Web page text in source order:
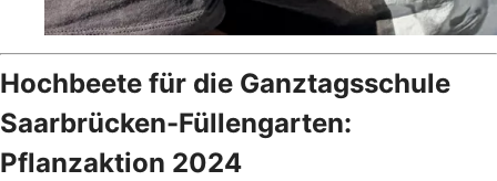
Hochbeete für die Ganztagsschule
Saarbrücken-Füllengarten:
Pflanzaktion 2024